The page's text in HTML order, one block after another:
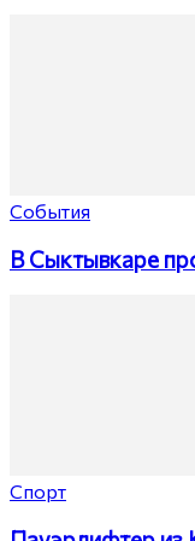
События
В Сыктывкаре
Спорт